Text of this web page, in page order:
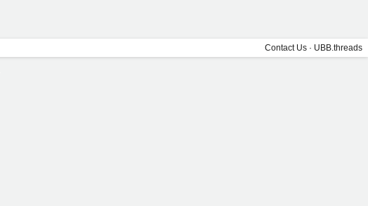
Contact Us · UBB.threads